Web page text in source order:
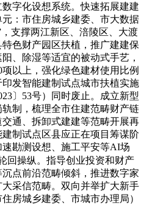
字化设想系统。快速拓展建建
：市住房城乡建委、市大数据
支撑两江新区、涪陵区、大渡
色财产园区扶植，推广建建保
、除湿等适宜的被动式手艺，
以上，强化绿色建材使用比例
发智能建制试点城市扶植实施
〕53号）同时废止。成立新型
制，梳理全市住建范畴财产链
通、拆卸式建建等范畴开展再
制试点区县应正在项目筹谋阶
勘测设想、施工平安等AI场
回操纵。指导创业投资和财产
点前沿范畴倾斜，推进数字家
采信范畴。双向并举扩大新手
房城乡建委、市城市办理局）